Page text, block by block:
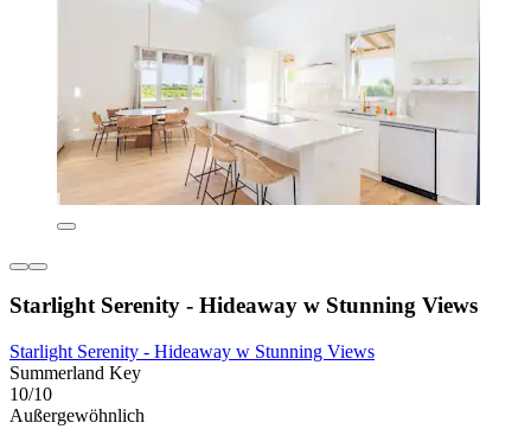
Starlight Serenity - Hideaway w Stunning Views
Starlight Serenity - Hideaway w Stunning Views
Summerland Key
10/10
Außergewöhnlich